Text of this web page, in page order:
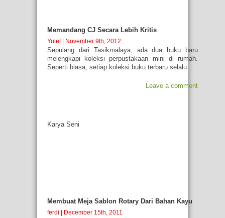
Memandang CJ Secara Lebih Kritis
Yulef| November 9th, 2012
Sepulang dari Tasikmalaya, ada dua buku baru
melengkapi koleksi perpustakaan mini di rumah.
Seperti biasa, setiap koleksi buku terbaru selalu
Leave a comment
Karya Seni
Membuat Meja Sablon Rotary Dari Bahan Kayu
ferdi | December 15th, 2011